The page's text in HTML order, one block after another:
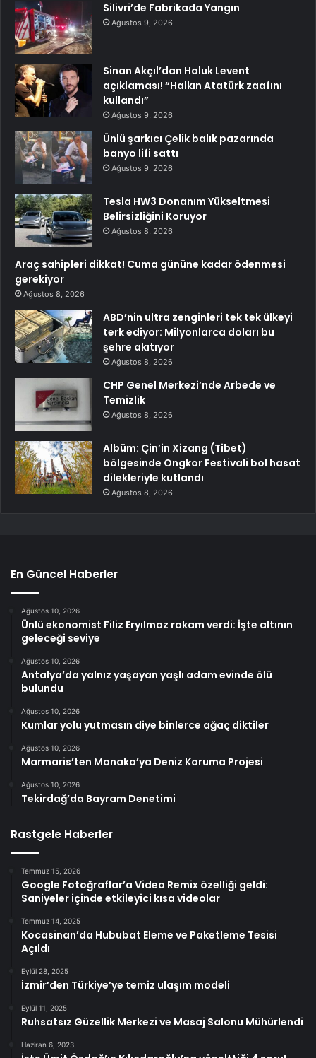
Silivri’de Fabrikada Yangın
Ağustos 9, 2026
Sinan Akçıl’dan Haluk Levent
açıklaması! “Halkın Atatürk zaafını
kullandı”
Ağustos 9, 2026
Ünlü şarkıcı Çelik balık pazarında
banyo lifi sattı
Ağustos 9, 2026
Tesla HW3 Donanım Yükseltmesi
Belirsizliğini Koruyor
Ağustos 8, 2026
Araç sahipleri dikkat! Cuma gününe kadar ödenmesi
gerekiyor
Ağustos 8, 2026
ABD’nin ultra zenginleri tek tek ülkeyi
terk ediyor: Milyonlarca doları bu
şehre akıtıyor
Ağustos 8, 2026
CHP Genel Merkezi’nde Arbede ve
Temizlik
Ağustos 8, 2026
Albüm: Çin’in Xizang (Tibet)
bölgesinde Ongkor Festivali bol hasat
dilekleriyle kutlandı
Ağustos 8, 2026
En Güncel Haberler
Ağustos 10, 2026
Ünlü ekonomist Filiz Eryılmaz rakam verdi: İşte altının
geleceği seviye
Ağustos 10, 2026
Antalya’da yalnız yaşayan yaşlı adam evinde ölü
bulundu
Ağustos 10, 2026
Kumlar yolu yutmasın diye binlerce ağaç diktiler
Ağustos 10, 2026
Marmaris’ten Monako’ya Deniz Koruma Projesi
Ağustos 10, 2026
Tekirdağ’da Bayram Denetimi
Rastgele Haberler
Temmuz 15, 2026
Google Fotoğraflar’a Video Remix özelliği geldi:
Saniyeler içinde etkileyici kısa videolar
Temmuz 14, 2025
Kocasinan’da Hububat Eleme ve Paketleme Tesisi
Açıldı
Eylül 28, 2025
İzmir’den Türkiye’ye temiz ulaşım modeli
Eylül 11, 2025
Ruhsatsız Güzellik Merkezi ve Masaj Salonu Mühürlendi
Haziran 6, 2023